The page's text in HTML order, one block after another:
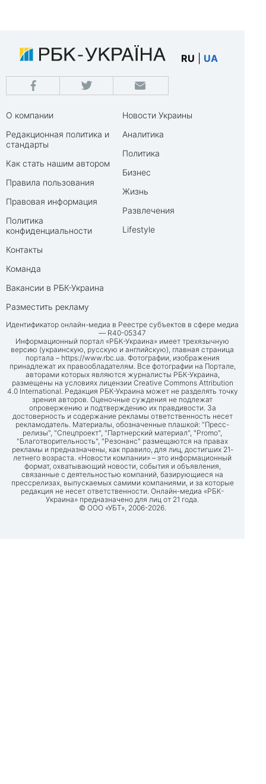
RU UA
О компании
Редакционная политика и
стандарты
Как стать нашим автором
Правила пользования
Правовая информация
Политика
конфиденциальности
Контакты
Команда
Вакансии в РБК-Украина
Разместить рекламу
Новости Украины
Аналитика
Политика
Бизнес
Жизнь
Развлечения
Lifestyle
Идентификатор онлайн-медиа в Реестре субъектов в сфере медиа
— R40-05347
Информационный портал «РБК-Украина» имеет трехязычную
версию (украинскую, русскую и английскую), главная страница
портала – https://www.rbc.ua . Фотографии, изображения
принадлежат их правообладателям. Все фотографии на Портале,
авторами которых являются журналисты РБК-Украина,
размещены на условиях лицензии Creative Commons Attribution
4.0 International. Редакция РБК-Украина может не разделять точку
зрения авторов. Оценочные суждения не подлежат
опровержению и подтверждению их правдивости. За
достоверность и содержание рекламы ответственность несет
рекламодатель. Материалы, обозначенные плашкой: "Пресс-
релизы", "Спецпроект", "Партнерский материал", "Promo",
"Благотворительность", "Резонанс" размещаются на правах
рекламы и предназначены, как правило, для лиц, достигших 21-
летнего возраста. «Новости компании» – это информационный
формат, охватывающий новости, события и объявления,
связанные с деятельностью компаний, базирующиеся на
прессрелизах, выпускаемых самими компаниями, и за которые
редакция не несет ответственности. Онлайн-медиа «РБК-
Украина» предназначено для лиц от 21 года.
© ООО «УБТ», 2006-2026.